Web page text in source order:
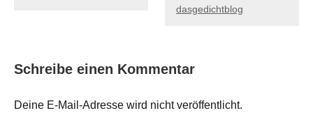
dasgedichtblog
Schreibe einen Kommentar
Deine E-Mail-Adresse wird nicht veröffentlicht.